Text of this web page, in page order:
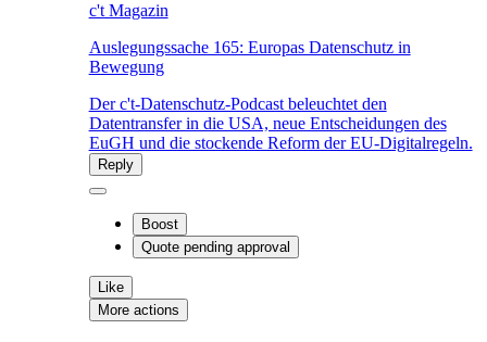
c't Magazin
Auslegungssache 165: Europas Datenschutz in
Bewegung
Der c't-Datenschutz-Podcast beleuchtet den
Datentransfer in die USA, neue Entscheidungen des
EuGH und die stockende Reform der EU-Digitalregeln.
Reply
Boost
Quote pending approval
Like
More actions